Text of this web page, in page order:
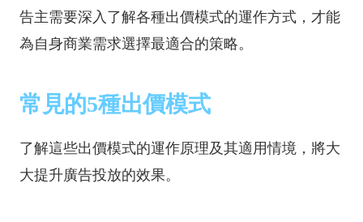
告主需要深入了解各種出價模式的運作方式，才能
為自身商業需求選擇最適合的策略。
常見的5種出價模式
了解這些出價模式的運作原理及其適用情境，將大
大提升廣告投放的效果。